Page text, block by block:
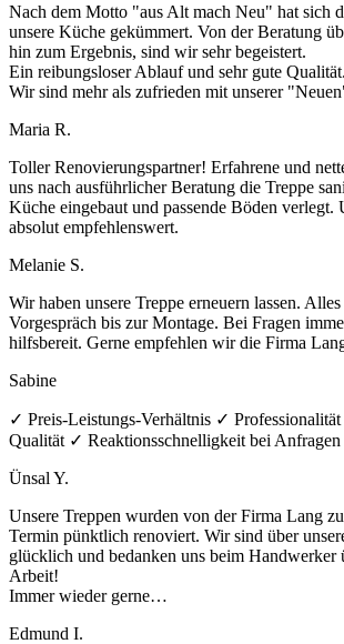
Nach dem Motto "aus Alt mach Neu" hat sich
unsere Küche gekümmert. Von der Beratung
hin zum Ergebnis, sind wir sehr begeistert.
Ein reibungsloser Ablauf und sehr gute Qualität.
Wir sind mehr als zufrieden mit unserer
Maria R.
Toller Renovierungspartner! Erfahrene und
uns nach ausführlicher Beratung die Treppe
Küche eingebaut und passende Böden
absolut empfehlenswert.
Melanie S.
Wir haben unsere Treppe erneuern lassen.
Vorgespräch bis zur Montage. Bei Fragen
hilfsbereit. Gerne empfehlen wir die Firma
Sabine
✓ Preis-Leistungs-Verhältnis ✓
Qualität ✓ Reaktionsschnelligkeit bei Anfragen
Ünsal Y.
Unsere Treppen wurden von der Firma Lang
Termin pünktlich renoviert. Wir sind über
glücklich und bedanken uns beim Handwerker
Arbeit!
Immer wieder gerne…
Edmund I.